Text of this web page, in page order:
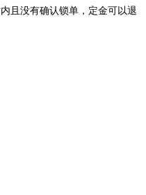
且没有确认锁单，定金可以退